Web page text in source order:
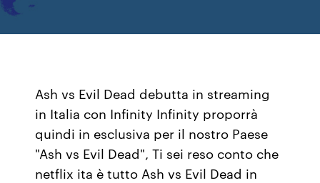
Ash vs Evil Dead debutta in streaming
in Italia con Infinity Infinity proporrà
quindi in esclusiva per il nostro Paese
"Ash vs Evil Dead", Ti sei reso conto che
netflix ita è tutto Ash vs Evil Dead in